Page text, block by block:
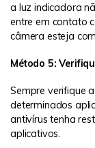
a luz indicadora
entre em contato
câmera esteja
Método 5:
Sempre verifique
determinados
antivírus tenha
aplicativos.